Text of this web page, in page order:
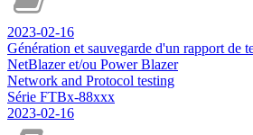
2023-02-16
Génération et sauvegarde d'un rapport de
NetBlazer et/ou Power Blazer
Network and Protocol testing
Série FTBx-88xxx
2023-02-16